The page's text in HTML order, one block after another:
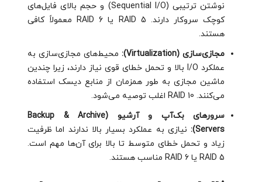
نوشتن ترتیبی (Sequential I/O) و حجم بالای فایل‌های
کوچک سروکار دارند. RAID 5 یا RAID 6 معمولاً کافی
هستند.
مجازی‌سازی (Virtualization):
محیط‌های مجازی‌سازی به
عملکرد I/O بالا و تحمل خطای قوی نیاز دارند، زیرا چندین
ماشین مجازی به طور همزمان از منابع دیسک استفاده
می‌کنند. RAID 10 اغلب توصیه می‌شود.
سرورهای بک‌آپ و آرشیو (Backup & Archive
Servers):
نیازی به عملکرد بسیار بالا ندارند اما ظرفیت
زیاد و تحمل خطای متوسط تا بالا برای آن‌ها مهم است.
RAID 5 یا RAID 6 مناسب هستند.